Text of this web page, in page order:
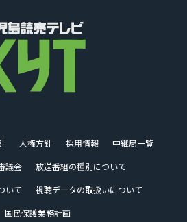
人権方針 採用情報
中継局一覧
議会
放送番組の種別について
いて
視聴データの取扱いについて
国民保護業務計画